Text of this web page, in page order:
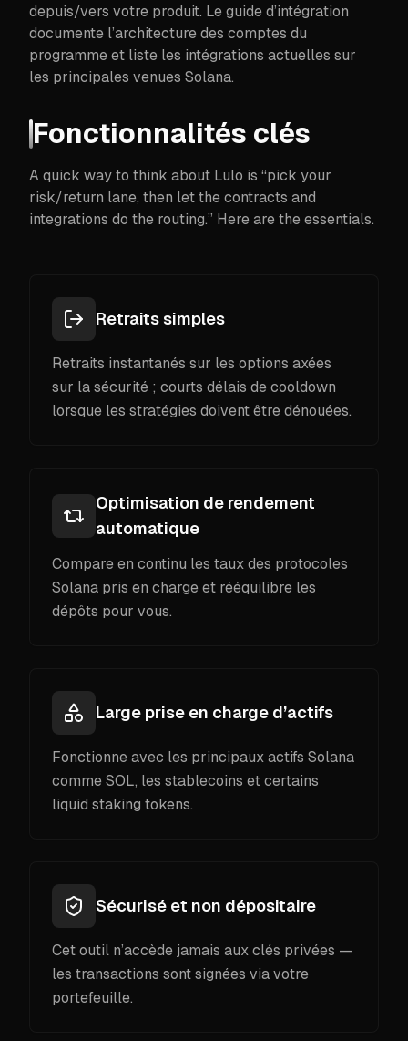
depuis/vers votre produit. Le guide d’intégration
documente l’architecture des comptes du
programme et liste les intégrations actuelles sur
les principales venues Solana.
Fonctionnalités clés
A quick way to think about Lulo is “pick your
risk/return lane, then let the contracts and
integrations do the routing.” Here are the essentials.
Retraits simples
Retraits instantanés sur les options axées
sur la sécurité ; courts délais de cooldown
lorsque les stratégies doivent être dénouées.
Optimisation de rendement
automatique
Compare en continu les taux des protocoles
Solana pris en charge et rééquilibre les
dépôts pour vous.
Large prise en charge d’actifs
Fonctionne avec les principaux actifs Solana
comme SOL, les stablecoins et certains
liquid staking tokens.
Sécurisé et non dépositaire
Cet outil n’accède jamais aux clés privées —
les transactions sont signées via votre
portefeuille.